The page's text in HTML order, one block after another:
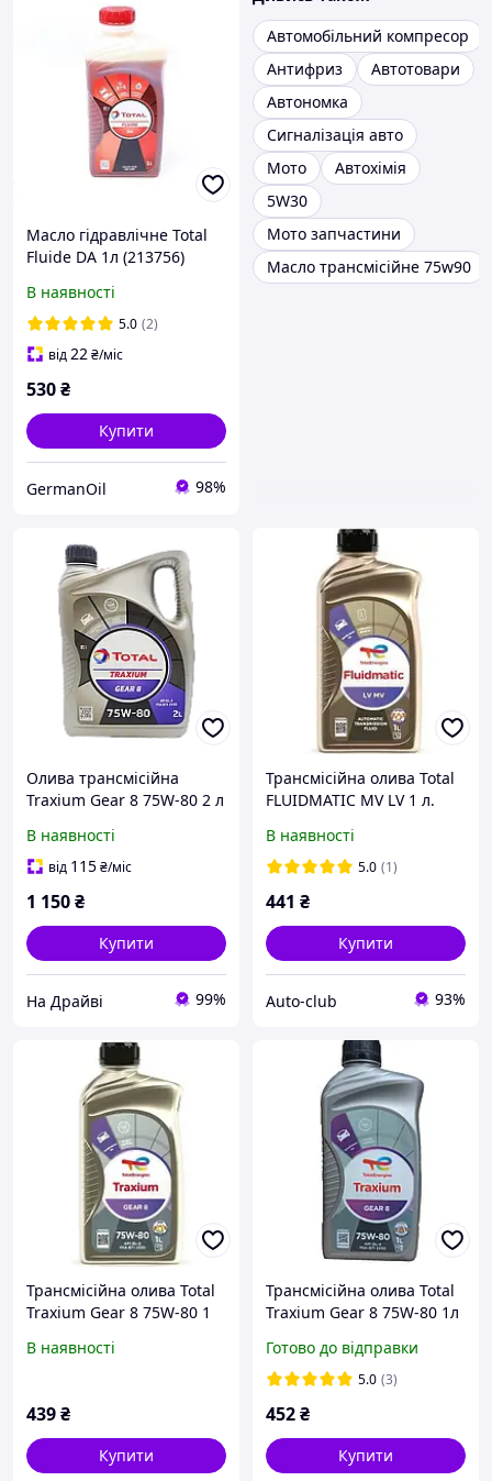
Масло гідравлічне Total
Fluide DA 1л (213756)
В наявності
5.0 (2)
від22₴/міс
530₴
Купити
GermanOil 98%
Автомобільний компресор
Антифриз
Автотовари
Автономка
Сигналізація авто
Мото
Автохімія
5W30
Мото запчастини
Масло трансмісійне 75w90
Олива трансмісійна
Traxium Gear 8 75W-80 2 л
В наявності
від 115₴/міс
1 150₴
Купити
На Драйві 99%
Трансмісійна олива Total
FLUIDMATIC MV LV 1 л.
В наявності
5.0 (1)
441 ₴
Купити
Auto-club 93%
Трансмісійна олива Total
Traxium Gear 8 75W-80 1
В наявності
439₴
Купити
Трансмісійна олива Total
Traxium Gear 8 75W-80 1л
Готово до відправки
5.0 (3)
452₴
Купити